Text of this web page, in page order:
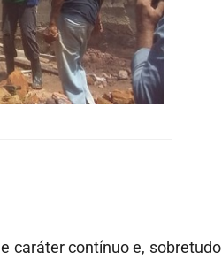
caráter contínuo e, sobretudo